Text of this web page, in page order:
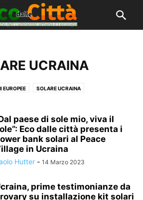
UCRAINA
EUROPEE SOLARE UCRAINA
paese di sole mio, viva il
Eco dalle città presenta i
bank solari al Peace
in Ucraina
Hutter - 14 Marzo 2023
prime testimonianze da
su installazione kit solari